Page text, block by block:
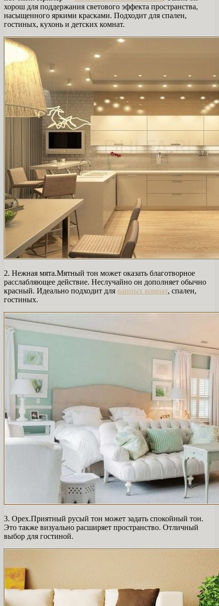
хорош для поддержания светового эффекта пространства,
насыщенного яркими красками. Подходит для спален,
гостиных, кухонь и детских комнат.
2. Нежная мята.Мятный тон может оказать благотворное
расслабляющее действие. Неслучайно он дополняет обычно
красный. Идеально подходит для ванных комнат, спален,
гостиных.
3. Орех.Приятный русый тон может задать спокойный тон.
Это также визуально расширяет пространство. Отличный
выбор для гостиной.